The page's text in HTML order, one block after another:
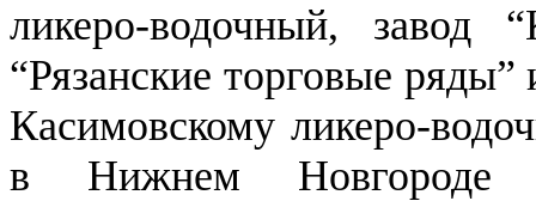
ликеро-водочный,
“Рязанские торговые
Касимовскому ликеро-
в Нижнем Новгороде